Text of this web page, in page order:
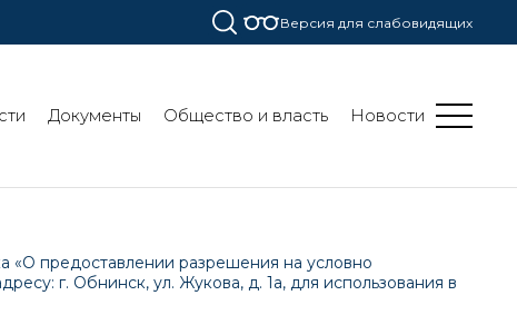
Версия для слабовидящих
Документы Общество и власть Новости
«О предоставлении разрешения на условно
г. Обнинск, ул. Жукова, д. 1а, для использования в